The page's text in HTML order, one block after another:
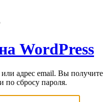
WordPress
адрес email. Вы получите
по сбросу пароля.